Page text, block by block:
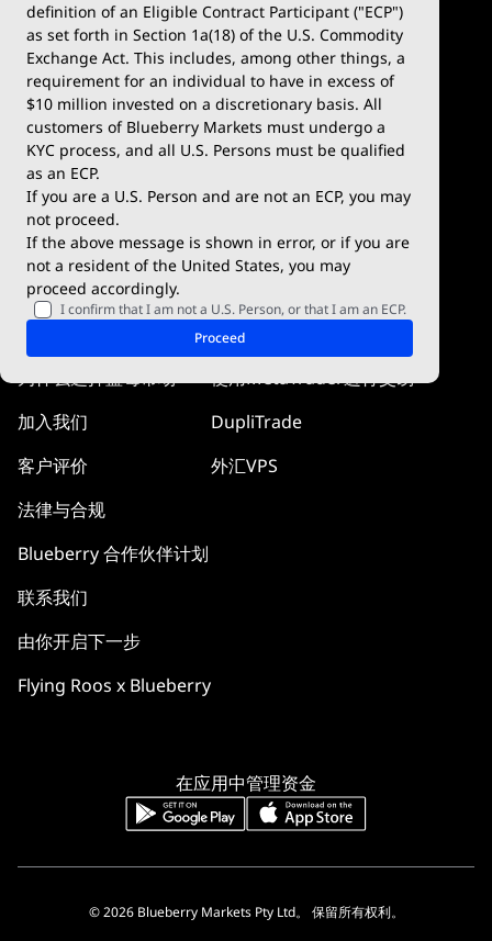
definition of an Eligible Contract Participant ("ECP")
as set forth in Section 1a(18) of the U.S. Commodity
Exchange Act. This includes, among other things, a
requirement for an individual to have in excess of
$10 million invested on a discretionary basis. All
customers of Blueberry Markets must undergo a
KYC process, and all U.S. Persons must be qualified
as an ECP.
If you are a U.S. Person and are not an ECP, you may
not proceed.
If the above message is shown in error, or if you are
not a resident of the United States, you may
proceed accordingly.
I confirm that I am not a U.S. Person, or that I am an ECP.
Proceed
在应用中管理资金
模拟账户
入金 & 出金
交易条件
MetaTrader 5
TradingView
Blueberry X
WebTrader
Blueberry Social
cTrader
Blueberry Pulse
股票 CFD
加密货币 CFD
大宗商品 & 贵金属 CFD
指数 CFD
为什么选择蓝莓市场
加入我们
客户评价
法律与合规
Blueberry 合作伙伴计划
联系我们
由你开启下一步
Flying Roos x Blueberry
知识中心
使用MetaTrader进行交易
DupliTrade
外汇VPS
© 2026 Blueberry Markets Pty Ltd。 保留所有权利。